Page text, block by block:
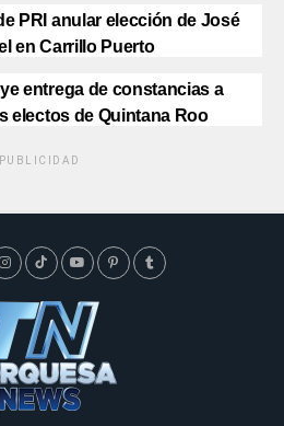
PRI anular elección de José
en Carrillo Puerto
entrega de constancias a
electos de Quintana Roo
PUBLICIDAD